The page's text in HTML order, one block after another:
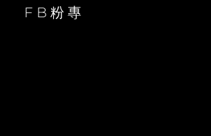
FB粉專